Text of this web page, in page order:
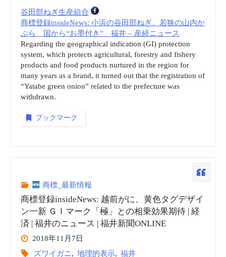
谷田部ねぎ生産組合
商標登録insideNews: 小浜の谷田部ねぎ、若狭の山内か
ぶら 国から“お墨付き” 福井 – 産経ニュース
Regarding the geographical indication (GI) protection
system, which protects agricultural, forestry and fishery
products and food products nurtured in the region for
many years as a brand, it turned out that the registration of
“Yatabe green onion” related to the prefecture was
withdrawn.
ブックマーク
商標_最新情報
商標登録insideNews: 越前がに、黄色タグデザイ
ン一新 ＧＩマーク「極」との相乗効果期待 | 経
済 | 福井のニュース | 福井新聞ONLINE
2018年11月7日
ズワイガニ, 地理的表示, 福井